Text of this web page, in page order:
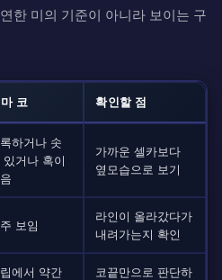
한 미의 기준이 아니라 보이는 구
코 확인할 점
하거나 솟
있거나 혹이
가까운 셀카보다
옆모습으로 보기
보임
라인이 올라갔다가
내려가는지 확인
에서 약간
코끝만으로 판단하